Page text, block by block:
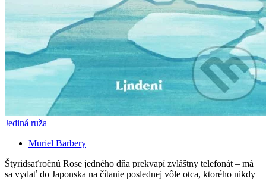
Jediná ruža
Muriel Barbery
Štyridsaťročnú Rose jedného dňa prekvapí zvláštny telefonát – má
sa vydať do Japonska na čítanie poslednej vôle otca, ktorého nikdy